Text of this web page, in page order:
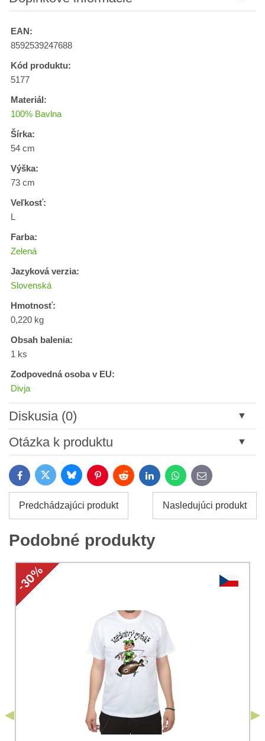
EAN:
8592539247688
Kód produktu:
5177
Materiál:
100% Bavlna
Šírka:
54 cm
Výška:
73 cm
Veľkosť:
L
Farba:
Zelená
Jazyková verzia:
Slovenská
Hmotnosť:
0,220 kg
Obsah balenia:
1 ks
Zodpovedná osoba v EU:
Divja
Diskusia (0)
Nový komentár
Názov:
Meno:*
Súhlasím so spracovaním osobných údajov za účelom
odoslania formulára. Oboznámil som sa s
Ochrany osobných údajovspoločnosti Bomba
Otázka k produktu
*
Váš e-mail:*
Vaša otázka k produktu:
FacebookTwitter BlueskyPinterestReddit LinkedInWhatsApp
E-
mail
Predchádzajúci produkt Nasledujúci produkt
Podobné produkty